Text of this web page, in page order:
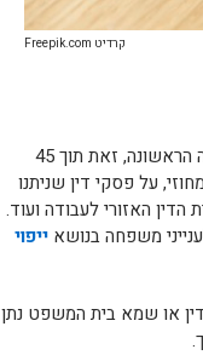
קרדיט Freepik.com
תקנות סדר הדין האזרחי קובעות כי ניתן להגיש ערעור בזכות על פסק דין שניתן בערכאה הראשונה, זאת תוך 45
על פסקי דין שניתנו
האזורי לעבודה ועוד.
משפחה בנושאייפוי
או שמא בית המשפט נתן